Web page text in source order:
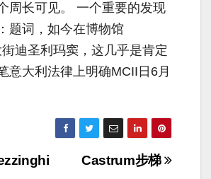
周长可见。 一个重要的发现
题词，如今在博物馆
迪圣利玛窦，这几乎是肯定
笔意大利法律上明确MCII日6月
Castrum步梯